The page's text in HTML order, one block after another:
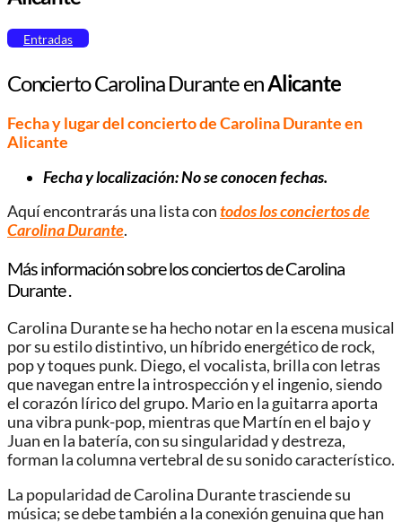
Entradas
Concierto Carolina Durante enAlicante
Fecha y lugar del concierto de Carolina Durante en
Alicante
Fecha y localización: No se conocen fechas.
Aquí encontrarás una lista contodos los conciertos de
Carolina Durante.
Más información sobre los conciertos de Carolina
Durante .
Carolina Durante se ha hecho notar en la escena musical
por su estilo distintivo, un híbrido energético de rock,
pop y toques punk. Diego, el vocalista, brilla con letras
que navegan entre la introspección y el ingenio, siendo
el corazón lírico del grupo. Mario en la guitarra aporta
una vibra punk-pop, mientras que Martín en el bajo y
Juan en la batería, con su singularidad y destreza,
forman la columna vertebral de su sonido característico.
La popularidad de Carolina Durante trasciende su
música; se debe también a la conexión genuina que han